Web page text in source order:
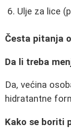
Ulje za lice
Česta pitanja
Da li treba
Da, većina
hidratantne
Kako se boriti